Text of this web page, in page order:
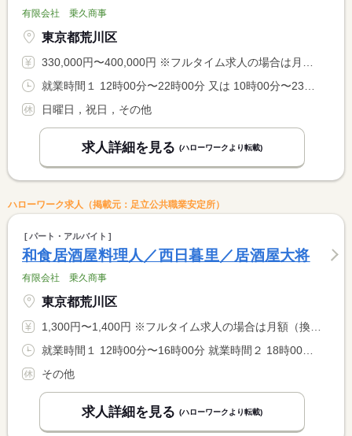
有限会社 乗久商事
東京都荒川区
330,000円〜400,000円 ※フルタイム求人の場合は月額（換算額）、パート求人の場合は時間額を表示しています。
日曜日，祝日，その他
求人詳細を見る (ハローワークより転載)
ハローワーク求人（掲載元：足立公共職業安定所）
パート・アルバイト
和食居酒屋料理人／西日暮里／居酒屋大将
有限会社 乗久商事
東京都荒川区
1,300円〜1,400円 ※フルタイム求人の場合は月額（換算額）、パート求人の場合は時間額を表示しています。
その他
求人詳細を見る (ハローワークより転載)